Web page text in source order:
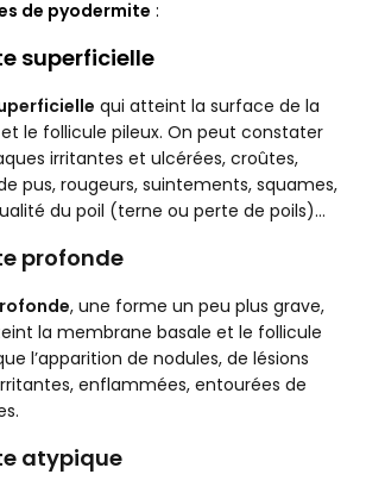
de pyodermite :
superficielle
qui atteint la surface de la
le follicule pileux. On peut constater
irritantes et ulcérées, croûtes,
pus, rougeurs, suintements, squames,
du poil (terne ou perte de poils)…
profonde
, une forme un peu plus grave,
la membrane basale et le follicule
l’apparition de nodules, de lésions
enflammées, entourées de
atypique